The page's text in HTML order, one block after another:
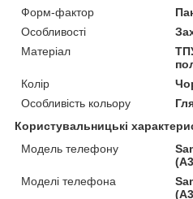
Форм-фактор
Особливості
Матеріал
Колір
Особливість кольору
Користувальницькі
Модель телефону
Моделі телефона